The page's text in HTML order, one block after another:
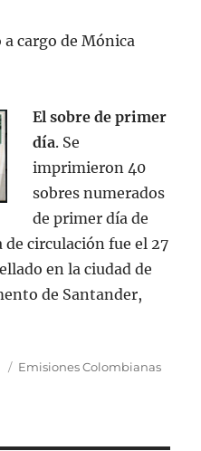
cargo de Mónica
El sobre de primer
día. Se
imprimieron 40
sobres numerados
de primer día de
circulación fue el 27
en la ciudad de
de Santander,
Publicado
Categorías
Emisiones Colombianas